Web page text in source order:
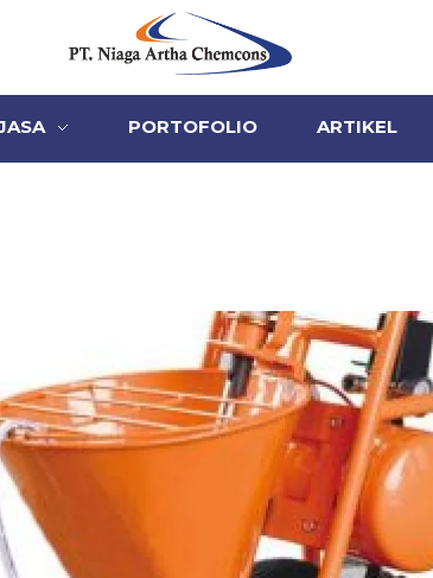
PT Niaga Artha Chemcons
PORTOFOLIO ARTIKEL